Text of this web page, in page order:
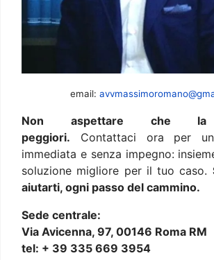
email:
Non aspettare che la
peggiori. Contattaci ora per
immediata e senza impegno:
soluzione migliore per il tuo caso.
aiutarti, ogni passo del cammino.
Sede centrale:
Via Avicenna, 97, 00146 Roma RM
tel: + 39 335 669 3954